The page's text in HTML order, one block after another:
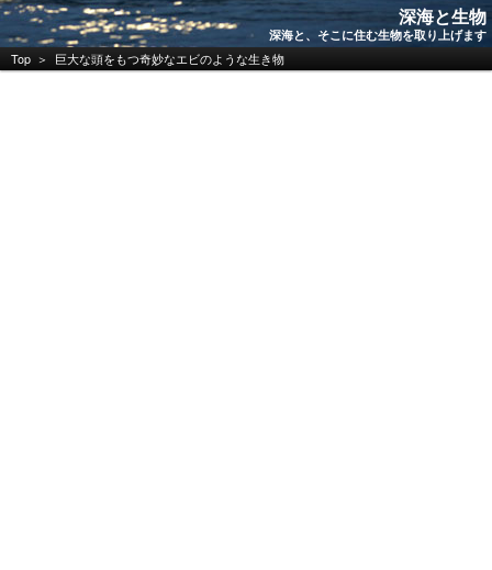
深海と生物
深海と、そこに住む生物を取り上げます
Top
巨大な頭をもつ奇妙なエビのような生き物